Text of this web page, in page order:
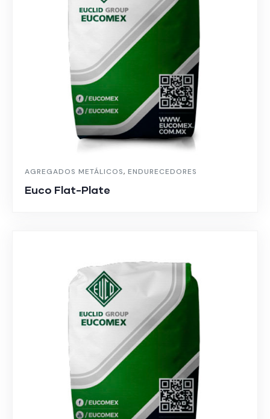
AGREGADOS METÁLICOS, ENDURECEDORES
Euco Flat-Plate